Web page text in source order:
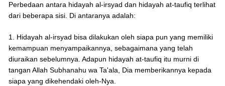
Perbedaan antara hidayah al-irsyad dan hidayah at-taufiq terlihat
dari beberapa sisi. Di antaranya adalah:
1. Hidayah al-irsyad bisa dilakukan oleh siapa pun yang memiliki
kemampuan menyampaikannya, sebagaimana yang telah
diuraikan sebelumnya. Adapun hidayah at-taufiq itu murni di
tangan Allah Subhanahu wa Ta'ala, Dia memberikannya kepada
siapa yang dikehendaki oleh-Nya.